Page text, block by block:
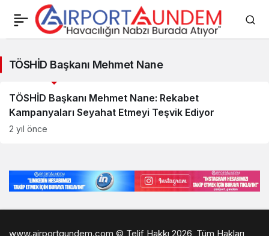
Başkanı
Mehmet
Nane
TÖSHİD Başkanı Mehmet Nane
TÖSHİD Başkanı Mehmet Nane: Rekabet
Kampanyaları Seyahat Etmeyi Teşvik Ediyor
2 yıl önce
www.airportgundem.com © Telif Hakkı 2026, Tüm Hakları